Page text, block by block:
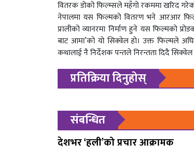
वितरक डोको फिल्म्सले महँगो रकममा खरिद
नेपालमा यस फिल्मको वितरण भने आरआर
प्रालीको व्यानरमा निर्माण हुने यस फिल्मको
बाट आमा’को यो सिक्वेल हो। उक्त फिल्मले
कथालाई नै निर्देशक पन्तले निरन्तता दिदै सिक्वेल
प्रतिक्रिया दिनुहोस्
संबन्धित
देशभर ‘हली’को प्रचार आक्रामक